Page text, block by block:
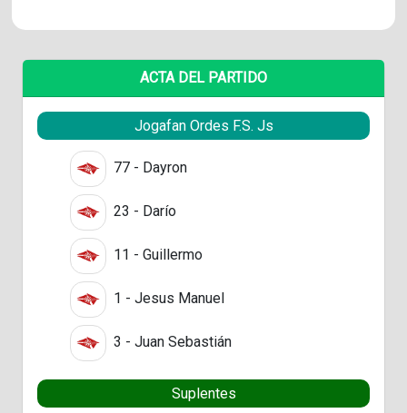
ACTA DEL PARTIDO
Jogafan Ordes F.S. Js
77 - Dayron
23 - Darío
11 - Guillermo
1 - Jesus Manuel
3 - Juan Sebastián
Suplentes